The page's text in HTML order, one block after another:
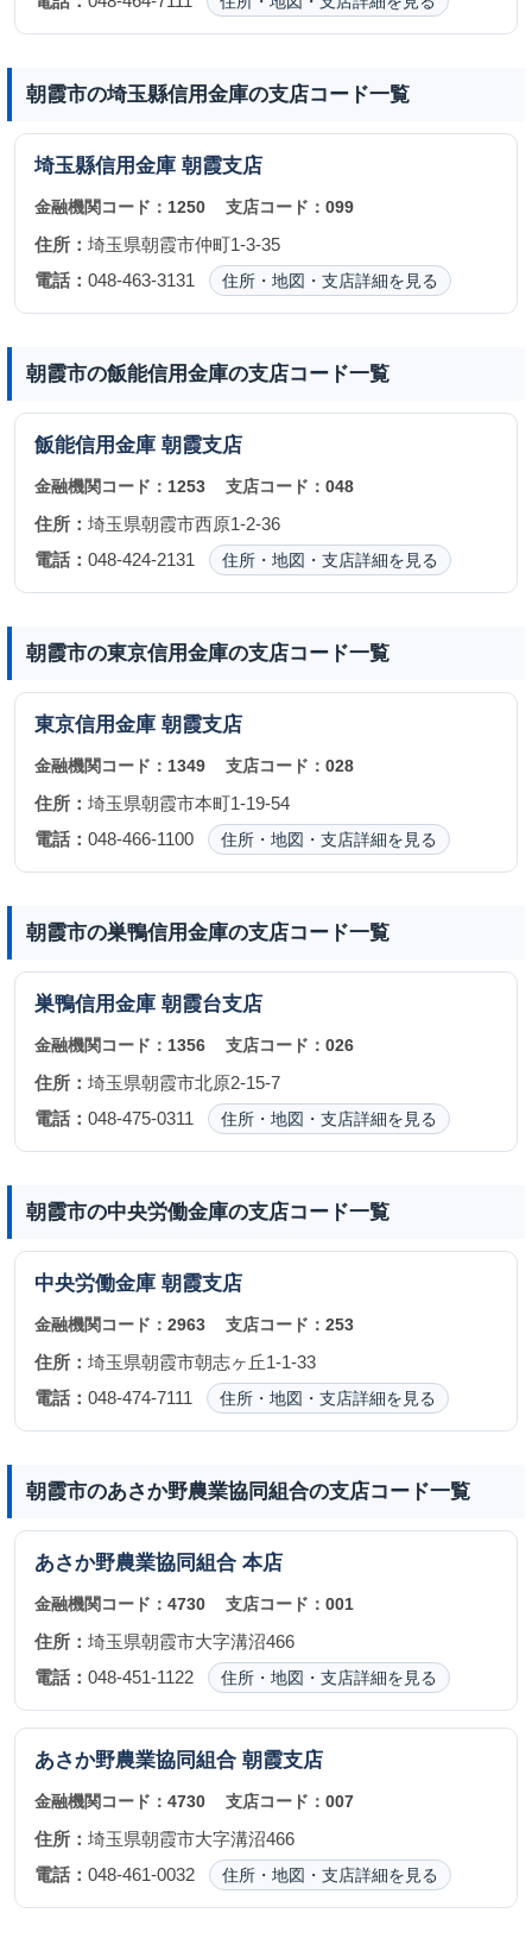
朝霞市の埼玉縣信用金庫の支店コード一覧
埼玉縣信用金庫 朝霞支店
金融機関コード： 1250 支店コード：099
住所： 埼玉県朝霞市仲町1-3-35
電話： 048-463-3131 住所・地図・支店詳細を見る
朝霞市の飯能信用金庫の支店コード一覧
飯能信用金庫 朝霞支店
金融機関コード： 1253 支店コード：048
住所： 埼玉県朝霞市西原1-2-36
電話： 048-424-2131 住所・地図・支店詳細を見る
朝霞市の東京信用金庫の支店コード一覧
東京信用金庫 朝霞支店
金融機関コード： 1349 支店コード：028
住所： 埼玉県朝霞市本町1-19-54
電話： 048-466-1100 住所・地図・支店詳細を見る
朝霞市の巣鴨信用金庫の支店コード一覧
巣鴨信用金庫 朝霞台支店
金融機関コード： 1356 支店コード：026
住所： 埼玉県朝霞市北原2-15-7
電話： 048-475-0311 住所・地図・支店詳細を見る
朝霞市の中央労働金庫の支店コード一覧
中央労働金庫 朝霞支店
金融機関コード： 2963 支店コード：253
住所： 埼玉県朝霞市朝志ヶ丘1-1-33
電話： 048-474-7111 住所・地図・支店詳細を見る
朝霞市のあさか野農業協同組合の支店コード一覧
あさか野農業協同組合 本店
金融機関コード： 4730 支店コード：001
住所： 埼玉県朝霞市大字溝沼466
電話： 048-451-1122 住所・地図・支店詳細を見る
あさか野農業協同組合 朝霞支店
金融機関コード： 4730 支店コード：007
住所： 埼玉県朝霞市大字溝沼466
電話： 048-461-0032 住所・地図・支店詳細を見る